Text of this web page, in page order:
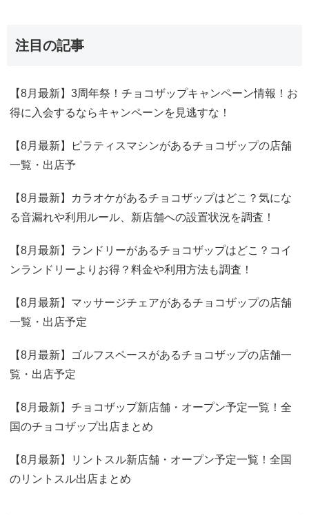
注目の記事
【8月最新】3周年祭！チョコザップキャンペーン情報！お
得に入会するならキャンペーンを見逃すな！
【8月最新】ピラティスマシンがあるチョコザップの店舗
一覧・出店予
【8月最新】カラオケがあるチョコザップはどこ？気にな
る音漏れや利用ルール、新店舗への設置状況を調査！
【8月最新】ランドリーがあるチョコザップはどこ？コイ
ンランドリーよりお得？料金や利用方法も調査！
【8月最新】マッサージチェアがあるチョコザップの店舗
一覧・出店予定
【8月最新】ゴルフスペースがあるチョコザップの店舗一
覧・出店予定
【8月最新】チョコザップ新店舗・オープン予定一覧！全
国のチョコザップ出店まとめ
【8月最新】リントスル新店舗・オープン予定一覧！全国
のリントスル出店まとめ